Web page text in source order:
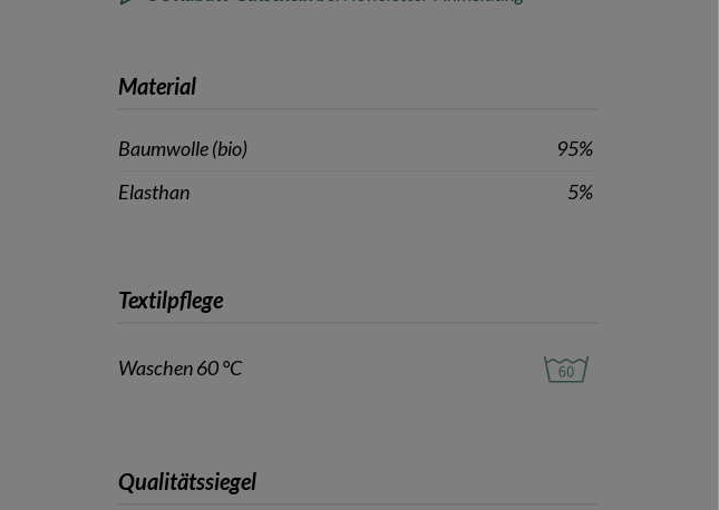
Material
Baumwolle (bio)
95%
Elasthan
5%
Textilpflege
Waschen 60 °C
Qualitätssiegel